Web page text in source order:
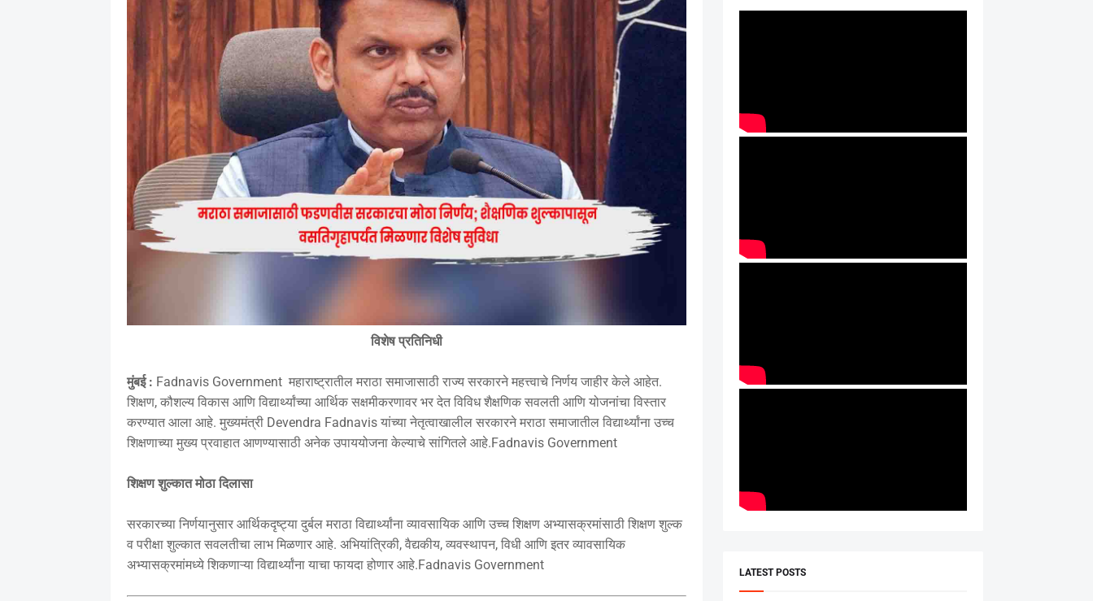
विशेष प्रतिनिधी
मुंबई : Fadnavis Government महाराष्ट्रातील मराठा समाजासाठी राज्य सरकारने महत्त्वाचे निर्णय जाहीर केले आहेत.
शिक्षण, कौशल्य विकास आणि विद्यार्थ्यांच्या आर्थिक सक्षमीकरणावर भर देत विविध शैक्षणिक सवलती आणि योजनांचा विस्तार
करण्यात आला आहे. मुख्यमंत्री Devendra Fadnavis यांच्या नेतृत्वाखालील सरकारने मराठा समाजातील विद्यार्थ्यांना उच्च
शिक्षणाच्या मुख्य प्रवाहात आणण्यासाठी अनेक उपाययोजना केल्याचे सांगितले आहे.Fadnavis Government
शिक्षण शुल्कात मोठा दिलासा
सरकारच्या निर्णयानुसार आर्थिकदृष्ट्या दुर्बल मराठा विद्यार्थ्यांना व्यावसायिक आणि उच्च शिक्षण अभ्यासक्रमांसाठी शिक्षण शुल्क
व परीक्षा शुल्कात सवलतीचा लाभ मिळणार आहे. अभियांत्रिकी, वैद्यकीय, व्यवस्थापन, विधी आणि इतर व्यावसायिक
अभ्यासक्रमांमध्ये शिकणाऱ्या विद्यार्थ्यांना याचा फायदा होणार आहे.Fadnavis Government
LATEST POSTS